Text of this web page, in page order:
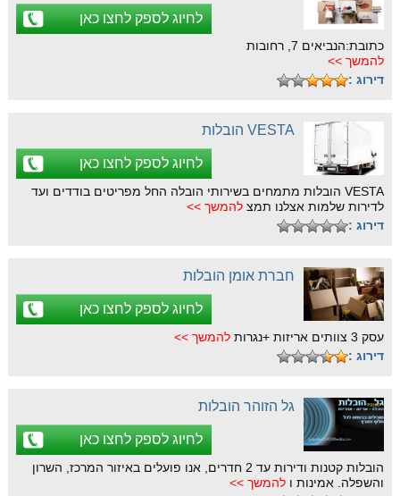
לחיוג לספק לחצו כאן
כתובת:הנביאים 7, רחובות
להמשך >>
דירוג :
VESTA הובלות
לחיוג לספק לחצו כאן
VESTA הובלות מתמחים בשירותי הובלה החל מפריטים בודדים ועד
לדירות שלמות אצלנו תמצ להמשך >>
דירוג :
חברת אומן הובלות
לחיוג לספק לחצו כאן
עסק 3 צוותים אריזות +נגרות
להמשך >>
דירוג :
גל הזוהר הובלות
לחיוג לספק לחצו כאן
הובלות קטנות ודירות עד 2 חדרים, אנו פועלים באיזור המרכז, השרון
והשפלה. אמינות ו להמשך >>